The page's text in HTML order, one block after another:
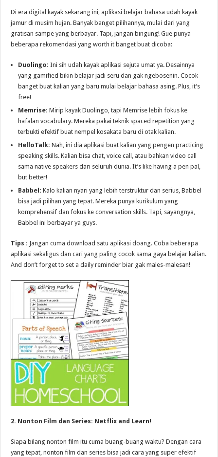
Di era digital kayak sekarang ini, aplikasi belajar bahasa udah kayak
jamur di musim hujan. Banyak banget pilihannya, mulai dari yang
gratisan sampe yang berbayar. Tapi, jangan bingung! Gue punya
beberapa rekomendasi yang worth it banget buat dicoba:
Duolingo: Ini sih udah kayak aplikasi sejuta umat ya. Desainnya
yang gamified bikin belajar jadi seru dan gak ngebosenin. Cocok
banget buat kalian yang baru mulai belajar bahasa asing. Plus, it’s
free!
Memrise: Mirip kayak Duolingo, tapi Memrise lebih fokus ke
hafalan vocabulary. Mereka pakai teknik spaced repetition yang
terbukti efektif buat nempel kosakata baru di otak kalian.
HelloTalk: Nah, ini dia aplikasi buat kalian yang pengen practicing
speaking skills. Kalian bisa chat, voice call, atau bahkan video call
sama native speakers dari seluruh dunia. It’s like having a pen pal,
but better!
Babbel: Kalo kalian nyari yang lebih terstruktur dan serius, Babbel
bisa jadi pilihan yang tepat. Mereka punya kurikulum yang
komprehensif dan fokus ke conversation skills. Tapi, sayangnya,
Babbel ini berbayar ya guys.
Tips : Jangan cuma download satu aplikasi doang. Coba beberapa
aplikasi sekaligus dan cari yang paling cocok sama gaya belajar kalian.
And don’t forget to set a daily reminder biar gak males-malesan!
2. Nonton Film dan Series: Netflix and Learn!
Siapa bilang nonton film itu cuma buang-buang waktu? Dengan cara
yang tepat, nonton film dan series bisa jadi cara yang super efektif